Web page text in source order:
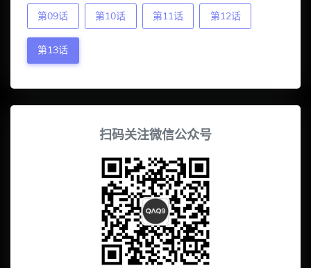
第09话 第10话 第11话 第12话
第13话
扫码关注微信公众号